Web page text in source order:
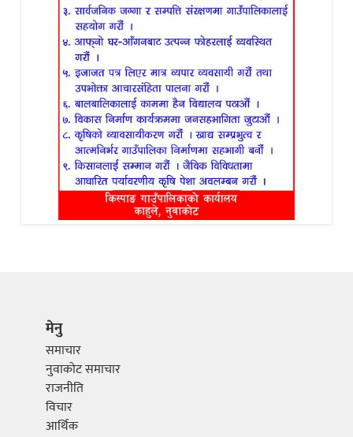
मेनु
समाचार
नुवाकोट समाचार
राजनीति
विचार
आर्थिक